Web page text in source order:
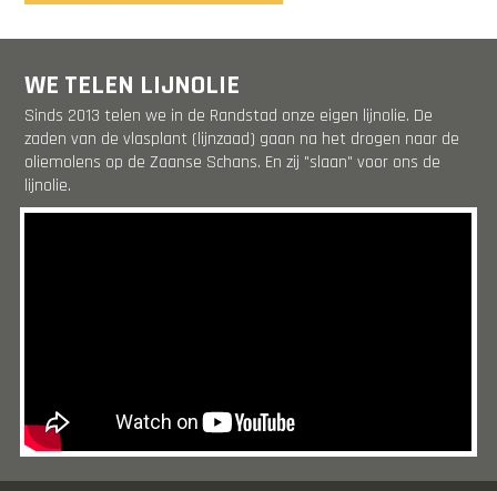
WE TELEN LIJNOLIE
Sinds 2013 telen we in de Randstad onze eigen lijnolie. De
zaden van de vlasplant (lijnzaad) gaan na het drogen naar de
oliemolens op de Zaanse Schans. En zij "slaan" voor ons de
lijnolie.